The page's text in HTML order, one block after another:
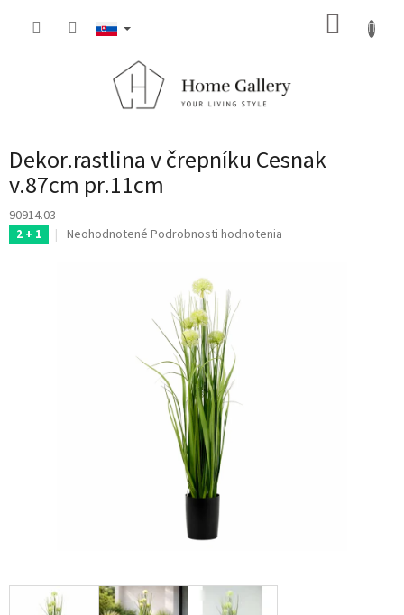
Dekor.rastlina v črepníku Cesnak
v.87cm pr.11cm
90914.03
2 + 1
Priemerné
Neohodnotené Podrobnosti hodnotenia